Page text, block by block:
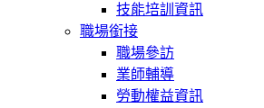
技能培訓資訊
職場銜接
職場參訪
業師輔導
勞動權益資訊